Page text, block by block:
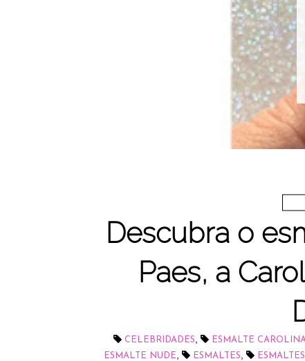
Descubra o
Paes, a
CELEBRIDADES ESMALTE
ESMALTE NUDE ESMALTES